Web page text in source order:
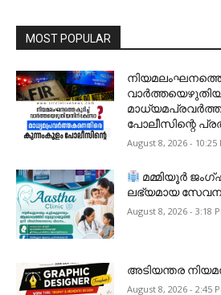
MOST POPULAR
നിയമലംഘനത്തെ
പോലീസിന്റെ
August 8, 2026 - 10:25
മമ്മിയൂർ
ലഭ്യമായ
August 8, 2026 - 3:18
അടിയന്തര
August 8, 2026 - 2:45